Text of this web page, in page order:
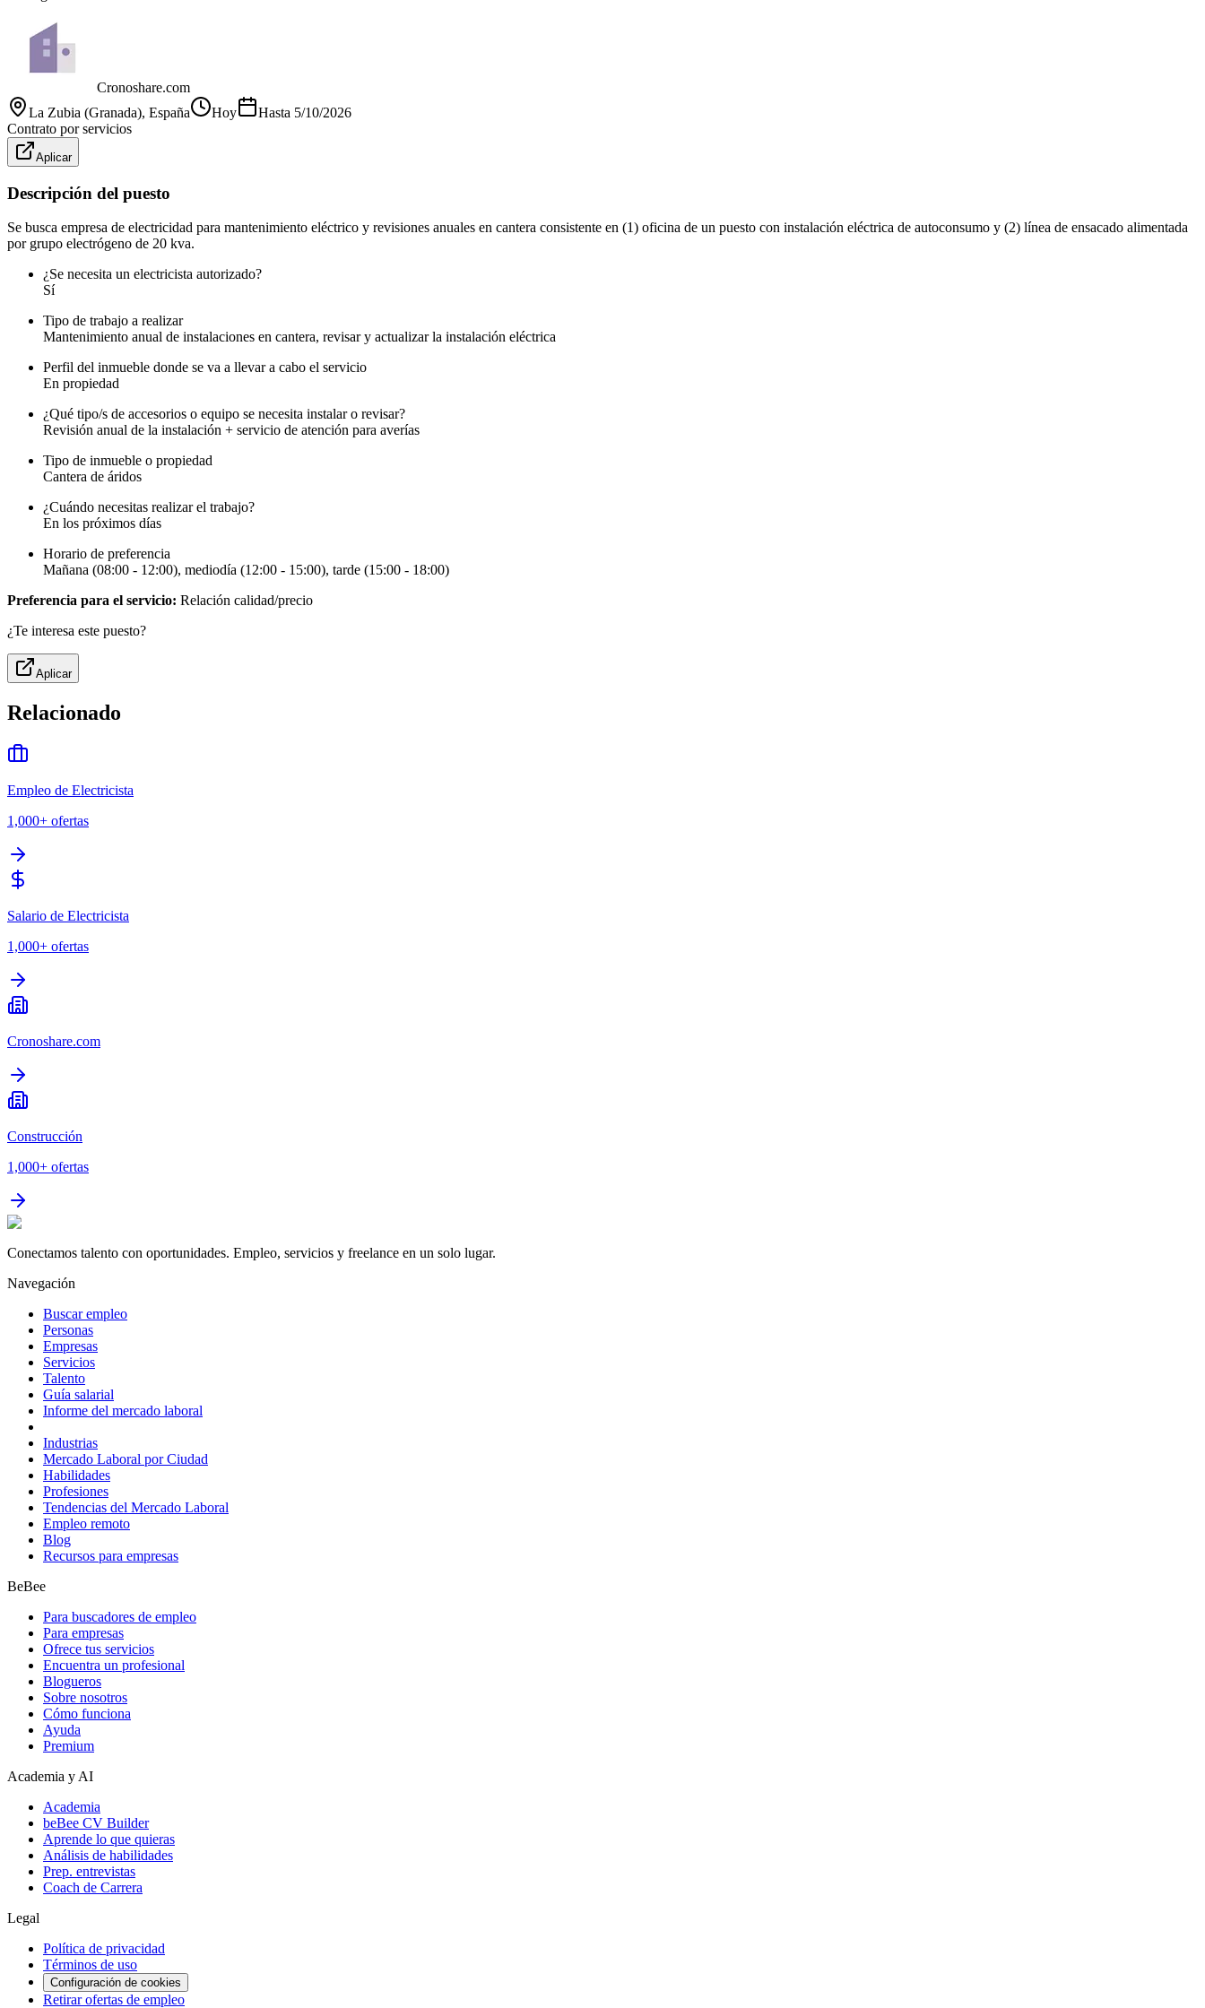
Cronoshare.com
La Zubia (Granada), España Hoy Hasta 5/10/2026
Contrato por servicios
Aplicar
Descripción del puesto
Se busca empresa de electricidad para mantenimiento eléctrico y revisiones anuales en cantera consistente en (1) oficina de un puesto con instalación eléctrica de autoconsumo y (2) línea de ensacado alimentada
por grupo electrógeno de 20 kva.
¿Se necesita un electricista autorizado?
Sí
Tipo de trabajo a realizar
Mantenimiento anual de instalaciones en cantera, revisar y actualizar la instalación eléctrica
Perfil del inmueble donde se va a llevar a cabo el servicio
En propiedad
¿Qué tipo/s de accesorios o equipo se necesita instalar o revisar?
Revisión anual de la instalación + servicio de atención para averías
Tipo de inmueble o propiedad
Cantera de áridos
¿Cuándo necesitas realizar el trabajo?
En los próximos días
Horario de preferencia
Mañana (08:00 - 12:00), mediodía (12:00 - 15:00), tarde (15:00 - 18:00)
Preferencia para el servicio: Relación calidad/precio
¿Te interesa este puesto?
Aplicar
Relacionado
Empleo de Electricista
1,000+ ofertas
Salario de Electricista
1,000+ ofertas
Cronoshare.com
Construcción
1,000+ ofertas
Conectamos talento con oportunidades. Empleo, servicios y freelance en un solo lugar.
Navegación
Buscar empleo
Personas
Empresas
Servicios
Talento
Guía salarial
Informe del mercado laboral
Industrias
Mercado Laboral por Ciudad
Habilidades
Profesiones
Tendencias del Mercado Laboral
Empleo remoto
Blog
Recursos para empresas
BeBee
Para buscadores de empleo
Para empresas
Ofrece tus servicios
Encuentra un profesional
Blogueros
Sobre nosotros
Cómo funciona
Ayuda
Premium
Academia y AI
Academia
beBee CV Builder
Aprende lo que quieras
Análisis de habilidades
Prep. entrevistas
Coach de Carrera
Legal
Política de privacidad
Términos de uso
Configuración de cookies
Retirar ofertas de empleo